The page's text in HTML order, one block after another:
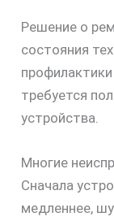
Решение о
состояния
профилактики
требуется
устройства.
Многие
Сначала
медленнее,
30%